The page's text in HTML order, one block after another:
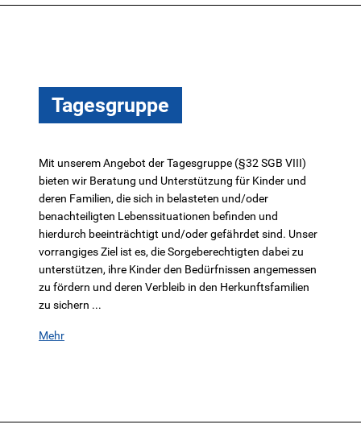
Tagesgruppe
Mit unserem Angebot der Tagesgruppe (§32 SGB VIII)
bieten wir Beratung und Unterstützung für Kinder und
deren Familien, die sich in belasteten und/oder
benachteiligten Lebenssituationen befinden und
hierdurch beeinträchtigt und/oder gefährdet sind. Unser
vorrangiges Ziel ist es, die Sorgeberechtigten dabei zu
unterstützen, ihre Kinder den Bedürfnissen angemessen
zu fördern und deren Verbleib in den Herkunftsfamilien
zu sichern ...
Mehr